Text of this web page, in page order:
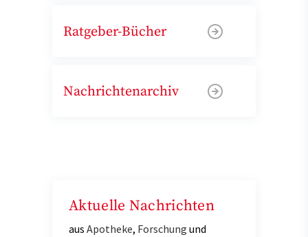
Ratgeber-Bücher
Nachrichtenarchiv
Aktuelle Nachrichten
aus Apotheke, Forschung und